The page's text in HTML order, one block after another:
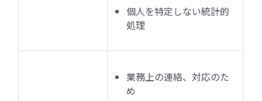
個人を特定しない統計的
処理
業務上の連絡、対応のた
め